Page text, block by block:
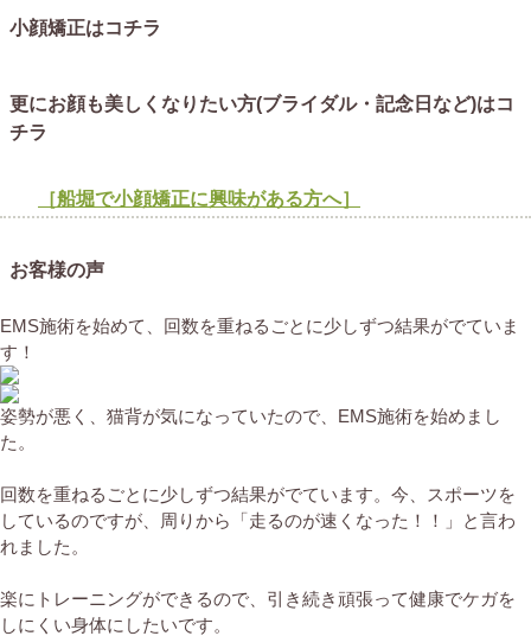
小顔矯正はコチラ
更にお顔も美しくなりたい方(ブライダル・記念日など)はコ
チラ
［船堀で小顔矯正に興味がある方へ］
お客様の声
EMS施術を始めて、回数を重ねるごとに少しずつ結果がでていま
す！
姿勢が悪く、猫背が気になっていたので、EMS施術を始めまし
た。
回数を重ねるごとに少しずつ結果がでています。今、スポーツを
しているのですが、周りから「走るのが速くなった！！」と言わ
れました。
楽にトレーニングができるので、引き続き頑張って健康でケガを
しにくい身体にしたいです。